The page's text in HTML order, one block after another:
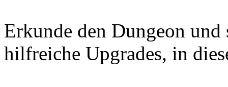
Erkunde den Dungeon
hilfreiche Upgrades, in